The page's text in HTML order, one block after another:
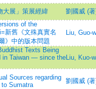
大展」策展經緯
劉國威 (
of the
新舊《文殊真實名
》中的版本問題
Liu, Guo-
Texts Being
in Taiwan — since theLiu, Kuo-
Sources regarding
to Sumatra
劉國威 (